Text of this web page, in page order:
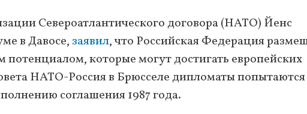
Североатлантического договора (НАТО) Йенс
в Давосе, заявил, что Российская Федерация
которые могут достигать европейских
НАТО-Россия в Брюсселе дипломаты попытаются
соглашения 1987 года.